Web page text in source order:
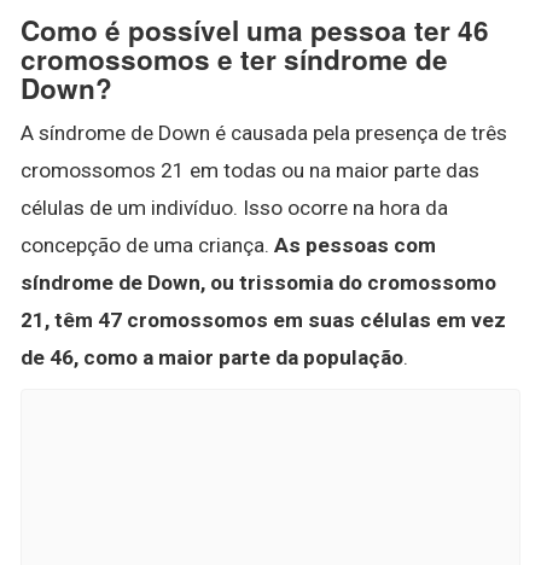
Como é possível uma pessoa ter 46
cromossomos e ter síndrome de
Down?
A síndrome de Down é causada pela presença de três
cromossomos 21 em todas ou na maior parte das
células de um indivíduo. Isso ocorre na hora da
concepção de uma criança. As pessoas com
síndrome de Down, ou trissomia do cromossomo
21, têm 47 cromossomos em suas células em vez
de 46, como a maior parte da população.